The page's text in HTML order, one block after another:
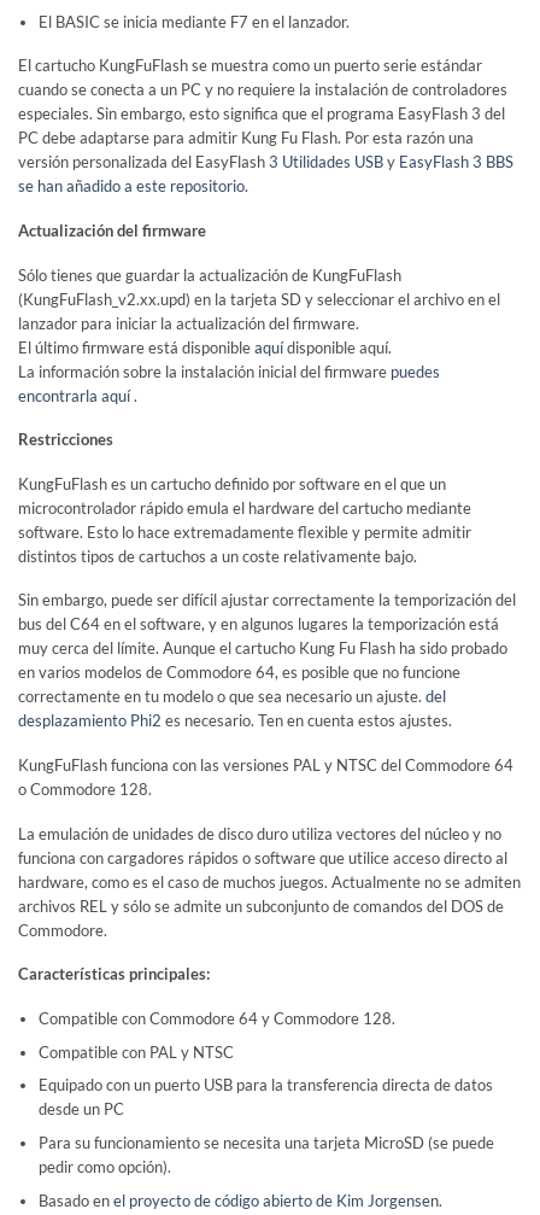
El BASIC se inicia mediante F7 en el lanzador.
El cartucho KungFuFlash se muestra como un puerto serie estándar
cuando se conecta a un PC y no requiere la instalación de controladores
especiales. Sin embargo, esto significa que el programa EasyFlash 3 del
PC debe adaptarse para admitir Kung Fu Flash. Por esta razónuna
versión personalizada del EasyFlash3 Utilidades USBy EasyFlash 3 BBS
se han añadido a este repositorio.
Actualización del firmware
Sólo tienes que guardar la actualización de KungFuFlash
(KungFuFlash_v2.xx.upd) en la tarjeta SD y seleccionar el archivo en el
lanzador para iniciar la actualización del firmware.
El último firmware está disponibleaquídisponible aquí.
La información sobre la instalación inicial del firmware puedes
encontrarla aquí.
Restricciones
KungFuFlash es un cartucho definido por software en el que un
microcontrolador rápido emula el hardware del cartucho mediante
software. Esto lo hace extremadamente flexible y permite admitir
distintos tipos de cartuchos a un coste relativamente bajo.
Sin embargo, puede ser difícil ajustar correctamente la temporización del
bus del C64 en el software, y en algunos lugares la temporización está
muy cerca del límite. Aunque el cartucho Kung Fu Flash ha sido probado
en varios modelos de Commodore 64, es posible que no funcione
correctamente en tu modelo o que sea necesario un ajuste. del
desplazamiento Phi2 es necesario. Ten en cuenta estos ajustes.
KungFuFlash funciona con las versiones PAL y NTSC del Commodore 64
o Commodore 128.
La emulación de unidades de disco duro utiliza vectores del núcleo y no
funciona con cargadores rápidos o software que utilice acceso directo al
hardware, como es el caso de muchos juegos. Actualmente no se admiten
archivos REL y sólo se admite un subconjunto de comandos del DOS de
Commodore.
Características principales:
Compatible con Commodore 64 y Commodore 128.
Compatible con PAL y NTSC
Equipado con un puerto USB para la transferencia directa de datos
desde un PC
Para su funcionamiento se necesita una tarjeta MicroSD (se puede
pedir como opción).
Basado enel proyecto de código abierto de Kim Jorgensen.